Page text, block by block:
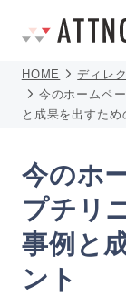
HOME ディレ
今のホームペ
と成果を出すため
今のホ
プチリ
事例と
ント